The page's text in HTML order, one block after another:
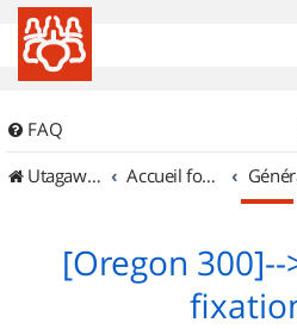
FAQ
UtagawaVTT (Randos VTT et VTTAE avec traces GPS)
Accueil forum
[Oregon